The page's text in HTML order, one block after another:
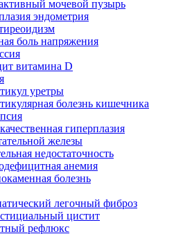
мочевой пузырь
эндометрия
боль напряжения
витамина D
уретры
болезнь кишечника
гиперплазия
железы
недостаточность
анемия
болезнь
легочный фиброз
цистит
рефлюкс